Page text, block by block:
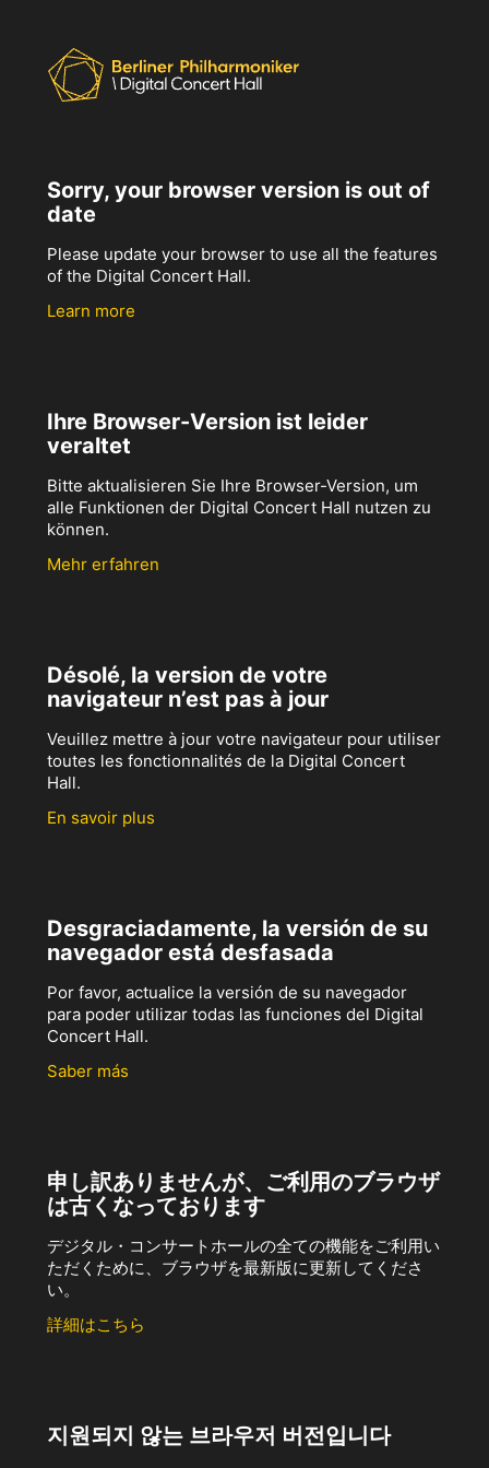
Sorry, your browser version is out of
date
Please update your browser to use all the features
of the Digital Concert Hall.
Learn more
Ihre Browser-Version ist leider
veraltet
Bitte aktualisieren Sie Ihre Browser-Version, um
alle Funktionen der Digital Concert Hall nutzen zu
können.
Mehr erfahren
Désolé, la version de votre
navigateur n’est pas à jour
Veuillez mettre à jour votre navigateur pour utiliser
toutes les fonctionnalités de la Digital Concert
Hall.
En savoir plus
Desgraciadamente, la versión de su
navegador está desfasada
Por favor, actualice la versión de su navegador
para poder utilizar todas las funciones del Digital
Concert Hall.
Saber más
申し訳ありませんが、ご利用のブラウザ
は古くなっております
デジタル・コンサートホールの全ての機能をご利用い
ただくために、ブラウザを最新版に更新してくださ
い。
詳細はこちら
지원되지 않는 브라우저 버전입니다